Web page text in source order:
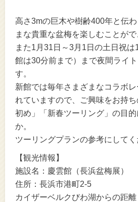
高さ3mの巨木や樹齢400年と伝
まな貴重な盆梅を楽しむことがで
また1月31日～3月1日の土日祝
館は30分前まで）まで夜間ライ
す。
新館では毎年さまざまなコラボ
れていますので、ご興味をお持
初め」「新春ツーリング」の目
か。
ツーリングプランの参考にしてく
【観光情報】
施設名：慶雲館（長浜盆梅展）
住所：長浜市港町2-5
カイザーベルクびわ湖からの距